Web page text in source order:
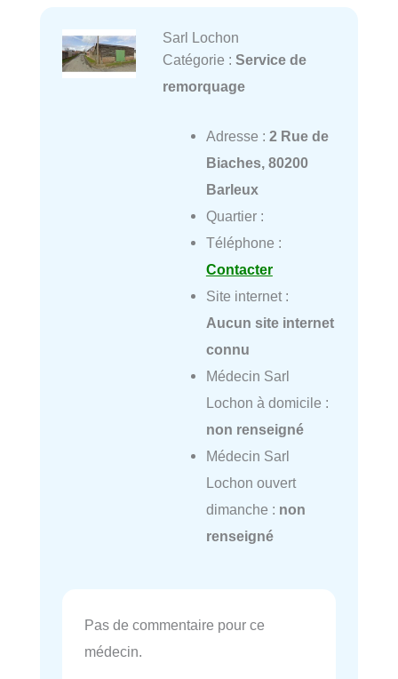
Sarl Lochon
Catégorie : Service de
remorquage
Adresse : 2 Rue de
Biaches, 80200
Barleux
Quartier :
Téléphone :
Contacter
Site internet :
Aucun site internet
connu
Médecin Sarl
Lochon à domicile :
non renseigné
Médecin Sarl
Lochon ouvert
dimanche : non
renseigné
Pas de commentaire pour ce
médecin.